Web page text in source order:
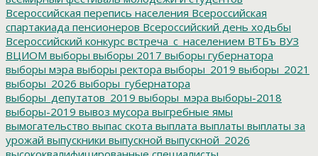
Всероссийская перепись населения Всероссийская
спартакиада пенсионеров Всероссийский день ходьбы
Всероссийский конкурс встреча_с_населением ВТБъ ВУЗ
ВЦИОМ выборы выборы 2017 выборы губернатора
выборы мэра выборы ректора выборы_2019 выборы_2021
выборы_2026 выборы_губернатора
выборы_депутатов_2019 выборы_мэра выборы-2018
выборы-2019 вывоз мусора выгребные ямы
вымогательство выпас скота выплата выплаты выплаты за
урожай выпускники выпускной выпускной_2026